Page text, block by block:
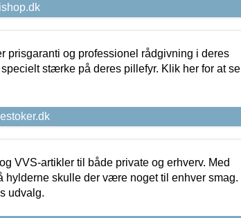
prisgaranti og professionel rådgivning i deres
stærke på deres pillefyr. Klik her for at se
VVS-artikler til både private og erhverv. Med
hylderne skulle der være noget til enhver smag.
udvalg.